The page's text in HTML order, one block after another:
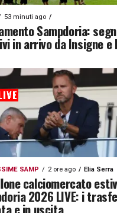
53 minuti ago
Sampdoria:
in arrivo da Insigne e
SAMP 2 ore ago Elia Serra
calciomercato
2026 LIVE: i
e in uscita